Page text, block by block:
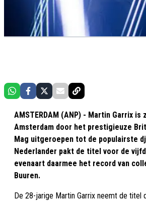
AMSTERDAM (ANP) - Martin Garrix is
Amsterdam door het prestigieuze
Mag uitgeroepen tot de populairste
Nederlander pakt de titel voor de
evenaart daarmee het record van
Buuren.
De 28-jarige Martin Garrix neemt de titel